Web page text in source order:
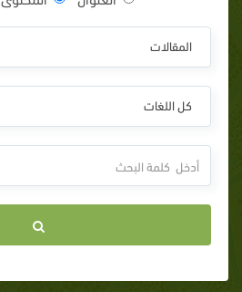
المقالات
كل اللغات